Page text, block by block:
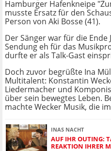
Hamburger Hafenkneipe
musste Ersatz für den
Person von Aki Bosse (41).
Der Sänger war für die
Sendung eh für das
durfte er als Talk-Gast
Doch zuvor begrüßte Ina
Multitalent: Konstantin
Liedermacher und
über sein bewegtes Leben.
machte Wecker Musik, die im
INAS NACHT
AUF IHR OUTING:
REAKTION IHRER